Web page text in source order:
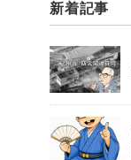
新着記事